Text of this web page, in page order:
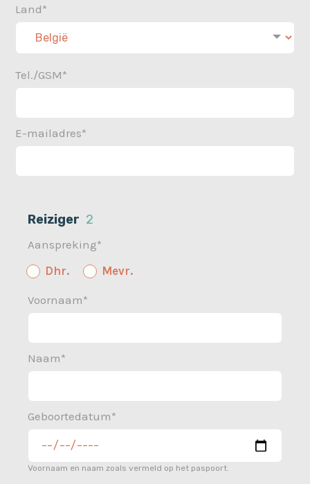
Land*
Tel./GSM*
E-mailadres*
Reiziger 2
Aanspreking*
Dhr.
Mevr.
Voornaam*
Naam*
Geboortedatum*
Voornaam en naam zoals vermeld op het paspoort.